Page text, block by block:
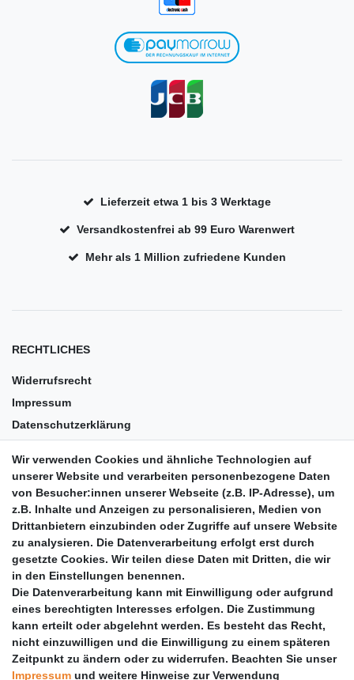
Lieferzeit etwa 1 bis 3 Werktage
Versandkostenfrei ab 99 Euro Warenwert
Mehr als 1 Million zufriedene Kunden
RECHTLICHES
Widerrufsrecht
Impressum
Datenschutzerklärung
Barrierefreiheit
Anleitungen
Vertrag widerrufen
PARTNER
DHL
GLS
PaketPLUS
Wir verwenden Cookies und ähnliche Technologien auf
unserer Website und verarbeiten personenbezogene Daten
von Besucher:innen unserer Webseite (z.B. IP-Adresse), um
z.B. Inhalte und Anzeigen zu personalisieren, Medien von
Drittanbietern einzubinden oder Zugriffe auf unsere Website
zu analysieren. Die Datenverarbeitung erfolgt erst durch
gesetzte Cookies. Wir teilen diese Daten mit Dritten, die wir
in den Einstellungen benennen.
Die Datenverarbeitung kann mit Einwilligung oder aufgrund
eines berechtigten Interesses erfolgen. Die Zustimmung
kann erteilt oder abgelehnt werden. Es besteht das Recht,
nicht einzuwilligen und die Einwilligung zu einem späteren
Zeitpunkt zu ändern oder zu widerrufen. Beachten Sie unser
Impressum und weitere Hinweise zur Verwendung